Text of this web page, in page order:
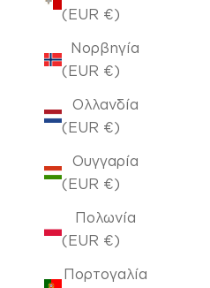
(EUR €)
Νορβηγία
(EUR €)
Ολλανδία
(EUR €)
Ουγγαρία
(EUR €)
Πολωνία
(EUR €)
Πορτογαλία